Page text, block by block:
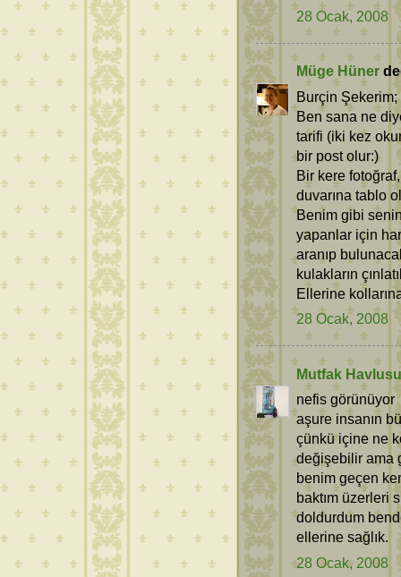
28 Ocak, 2008
Müge Hüner
Burçin Şekerim;
Ben sana ne
tarifi (iki kez
bir post olur:)
Bir kere
duvarına tablo
Benim gibi
yapanlar için
aranıp
kulakların
Ellerine
28 Ocak, 2008
Mutfak Havlusu
nefis görünüyor
aşure insanın
çünkü içine ne
değişebilir ama
benim geçen
baktım üzerleri
doldurdum
ellerine sağlık.
28 Ocak, 2008